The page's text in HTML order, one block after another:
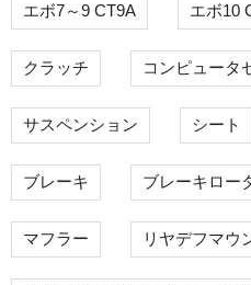
エボ7～9 CT9A エボ10
クラッチ コンピュータ
サスペンション シート
ブレーキ ブレーキロー
マフラー リヤデフマウ